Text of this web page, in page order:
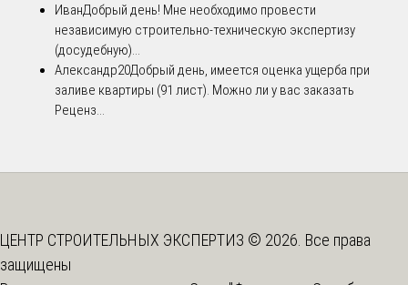
ИванДобрый день! Мне необходимо провести
независимую строительно-техническую экспертизу
(досудебную)...
Александр20Добрый день, имеется оценка ущерба при
заливе квартиры (91 лист). Можно ли у вас заказать
Реценз...
ЦЕНТР СТРОИТЕЛЬНЫХ ЭКСПЕРТИЗ © 2026. Все права
защищены